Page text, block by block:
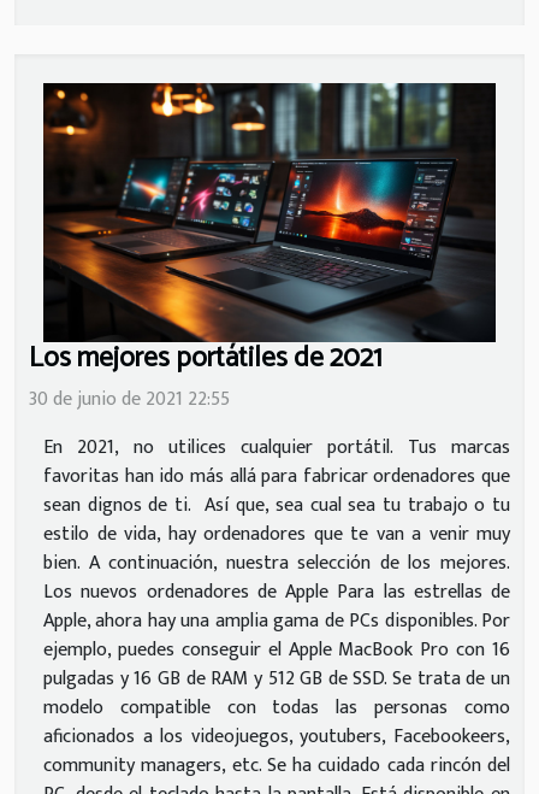
Los mejores portátiles de 2021
30 de junio de 2021 22:55
En 2021, no utilices cualquier portátil. Tus marcas
favoritas han ido más allá para fabricar ordenadores que
sean dignos de ti. Así que, sea cual sea tu trabajo o tu
estilo de vida, hay ordenadores que te van a venir muy
bien. A continuación, nuestra selección de los mejores.
Los nuevos ordenadores de Apple Para las estrellas de
Apple, ahora hay una amplia gama de PCs disponibles. Por
ejemplo, puedes conseguir el Apple MacBook Pro con 16
pulgadas y 16 GB de RAM y 512 GB de SSD. Se trata de un
modelo compatible con todas las personas como
aficionados a los videojuegos, youtubers, Facebookeers,
community managers, etc. Se ha cuidado cada rincón del